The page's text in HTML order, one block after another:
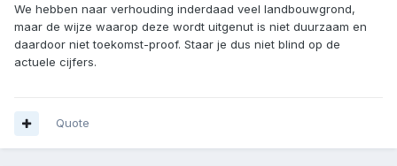
We hebben naar verhouding inderdaad veel landbouwgrond,
maar de wijze waarop deze wordt uitgenut is niet duurzaam en
daardoor niet toekomst-proof. Staar je dus niet blind op de
actuele cijfers.
Quote